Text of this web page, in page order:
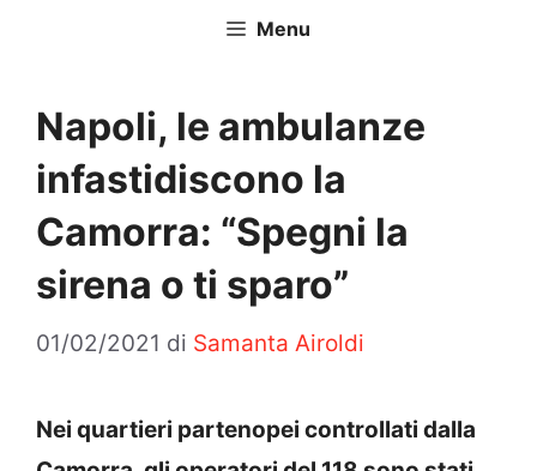
Menu
Napoli, le ambulanze
infastidiscono la
Camorra: “Spegni la
sirena o ti sparo”
01/02/2021 di Samanta Airoldi
Nei quartieri partenopei controllati dalla